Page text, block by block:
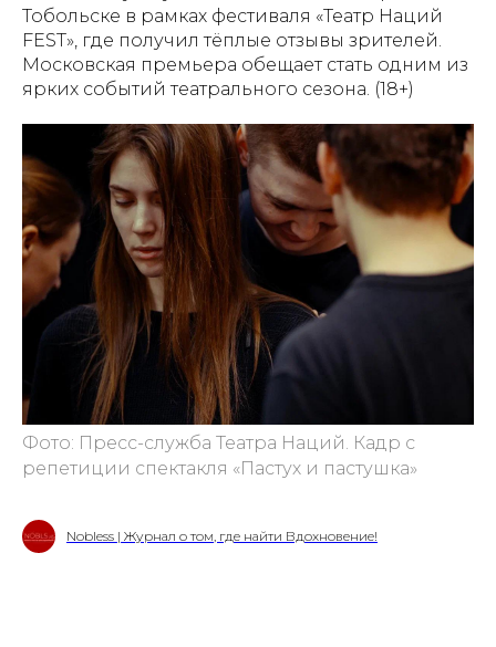
Тобольске в рамках фестиваля «Театр Наций
FEST», где получил тёплые отзывы зрителей.
Московская премьера обещает стать одним из
ярких событий театрального сезона. (18+)
Фото: Пресс-служба Театра Наций. Кадр с
репетиции спектакля «Пастух и пастушка»
Nobless | Журнал о том, где найти Вдохновение!